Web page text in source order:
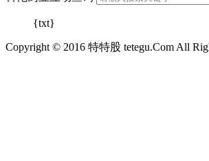
{txt}
Copyright © 2016 特特股 tetegu.Com All